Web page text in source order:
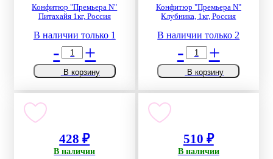
Конфитюр "Премьера N"
Питахайя 1кг, Россия
В наличии только 1
- +
В корзину
Конфитюр "Премьера N"
Клубника, 1кг, Россия
В наличии только 2
- +
В корзину
428 ₽
В наличии
510 ₽
В наличии